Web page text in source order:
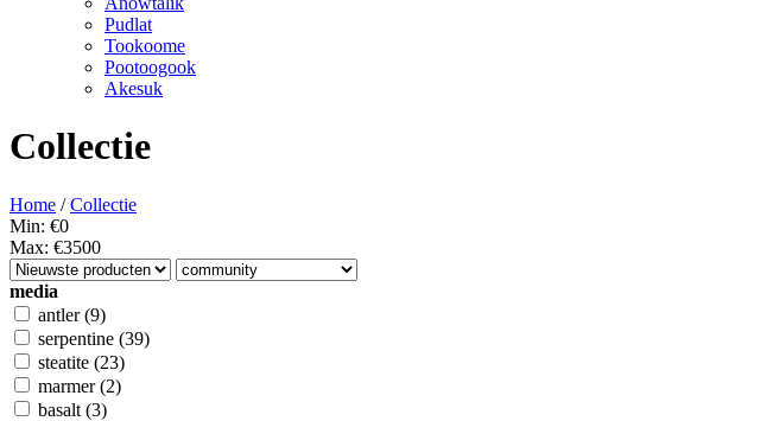
Pudlat
Tookoome
Pootoogook
Akesuk
Collectie
Home /Collectie
Min: €0
Max: €3500
media
antler(9)
serpentine (39)
steatite (23)
marmer(2)
basalt (3)